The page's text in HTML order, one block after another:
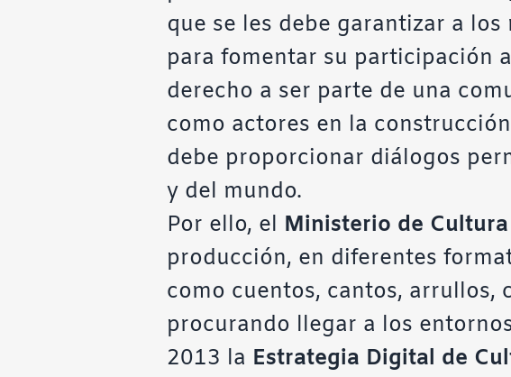
que se les debe garantizar a
para fomentar su participación
derecho a ser parte de una
como actores en la
debe proporcionar diálogos
y del mundo.
Por ello, el Ministerio de Cultura
producción, en diferentes
como cuentos, cantos, arrullos,
procurando llegar a los
2013 la Estrategia Digital de